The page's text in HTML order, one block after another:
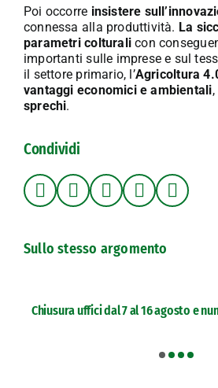
Poi occorre insistere
connessa alla produttività. La
parametri colturalicon
importanti sulle imprese e sul
il settore primario, l’Agricoltura
vantaggi economici e ambientali
sprechi.
Condividi
Sullo stesso argomento
Chiusura uffici dal 7 al 16 agosto e